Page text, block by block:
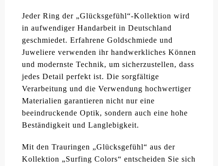
Jeder Ring der „Glücksgefühl“-Kollektion wird
in aufwendiger Handarbeit in Deutschland
geschmiedet. Erfahrene Goldschmiede und
Juweliere verwenden ihr handwerkliches Können
und modernste Technik, um sicherzustellen, dass
jedes Detail perfekt ist. Die sorgfältige
Verarbeitung und die Verwendung hochwertiger
Materialien garantieren nicht nur eine
beeindruckende Optik, sondern auch eine hohe
Beständigkeit und Langlebigkeit.
Mit den Trauringen „Glücksgefühl“ aus der
Kollektion „Surfing Colors“ entscheiden Sie sich